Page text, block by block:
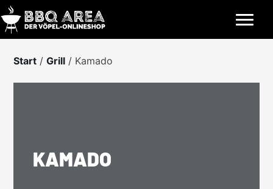
Skip
to
content
Start /Grill / Kamado
KAMADO